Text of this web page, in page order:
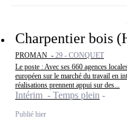
Charpentier bois
PROMAN - 29 - CONQUET
Le poste : Avec ses 660 agences
européen sur le marché du travail en
réalisations prennent appui sur des...
Intérim - Temps plein
Publié hier